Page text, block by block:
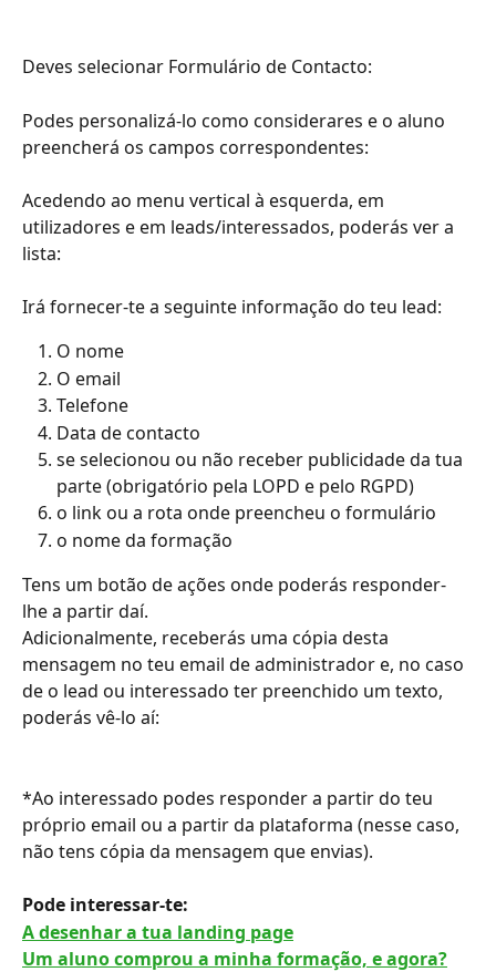
Deves selecionar Formulário de Contacto:
Podes personalizá-lo como considerares e o aluno
preencherá os campos correspondentes:
Acedendo ao menu vertical à esquerda, em
utilizadores e em leads/interessados, poderás ver a
lista:
Irá fornecer-te a seguinte informação do teu lead:
O nome
O email
Telefone
Data de contacto
se selecionou ou não receber publicidade da tua
parte (obrigatório pela LOPD e pelo RGPD)
o link ou a rota onde preencheu o formulário
o nome da formação
Tens um botão de ações onde poderás responder-
lhe a partir daí.
Adicionalmente, receberás uma cópia desta
mensagem no teu email de administrador e, no caso
de o lead ou interessado ter preenchido um texto,
poderás vê-lo aí:
*Ao interessado podes responder a partir do teu
próprio email ou a partir da plataforma (nesse caso,
não tens cópia da mensagem que envias).
Pode interessar-te:
A desenhar a tua landing page
Um aluno comprou a minha formação, e agora?